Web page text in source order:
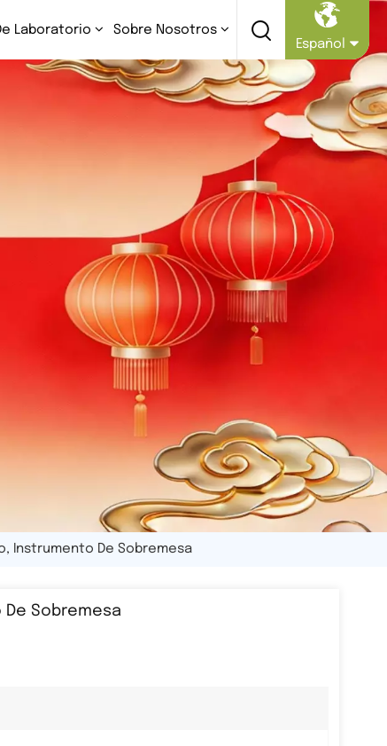
Laboratorio
Sobre Nosotros
Español
English
Русский
Español
Instrumento De Sobremesa
Sobremesa